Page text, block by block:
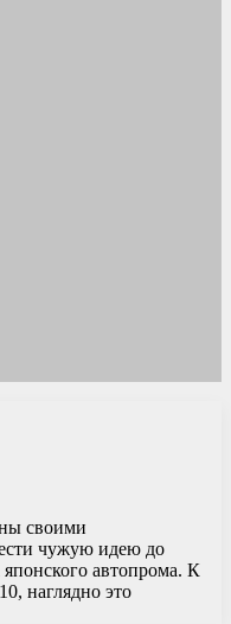
своими
чужую идею до
автопрома. К
наглядно это